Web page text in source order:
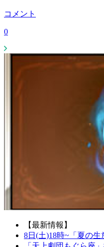
コメント
0
【最新情報】
8日(土)18時~「夏の生